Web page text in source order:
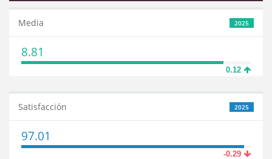
2025
Media
8.81
0.12
2025
Satisfacción
97.01
-0.29